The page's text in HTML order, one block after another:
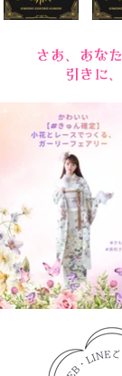
さあ、あな
引きに